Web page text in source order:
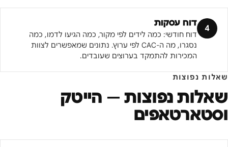
4
דוח עסקות
דוח חודשי: כמה לידים לפי מקור, כמה הגיעו לדמו, כמה
נסגרו, מה ה-CAC לפי ערוץ. נתונים שמאפשרים לצוות
המכירות להתמקד בערוצים שעובדים.
שאלות נפוצות
שאלות נפוצות — הייטק
וסטארטאפים